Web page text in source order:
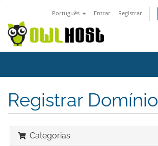
Português Entrar Registrar
Registrar Domínio
Categorias